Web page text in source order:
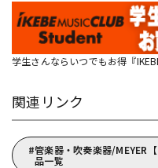
学生さんならいつでもお得『
関連リンク
管楽器・吹奏楽器/MEYER
品一覧